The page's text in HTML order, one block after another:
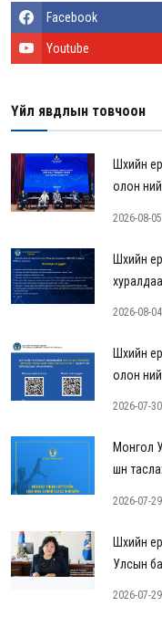
Facebook
Youtube
Үйл явдлын товчоон
Шүүхийн
олон
2026-08-
Шүүхийн
2026-08-
Шүүхийн
олон
2026-07-
Монгол
шүүн
2026-07-
Шүүхийн
Улсын
2026-07-